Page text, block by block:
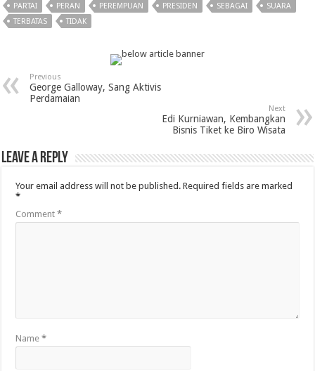
PARTAI
PERAN PEREMPUAN PRESIDEN SEBAGAI
SUARA
TERBATAS
TIDAK
Previous
George Galloway, Sang Aktivis
Perdamaian
Next
Edi Kurniawan, Kembangkan
Bisnis Tiket ke Biro Wisata
Leave a Reply
Your email address will not be published. Required fields are marked
*
Comment*
Name*